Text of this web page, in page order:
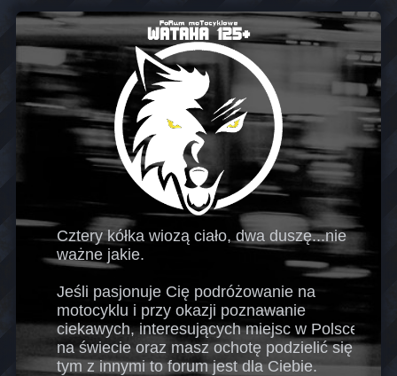
Cztery kółka wiozą ciało, dwa duszę...nie
ważne jakie.
Jeśli pasjonuje Cię podróżowanie na
motocyklu i przy okazji poznawanie
ciekawych, interesujących miejsc w Polsce i
na świecie oraz masz ochotę podzielić się
tym z innymi to forum jest dla Ciebie.